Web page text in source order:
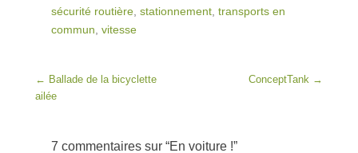
sécurité routière stationnement transports en
commun vitesse
Post navigation
← Ballade de la bicyclette
ailée
ConceptTank →
7 commentaires sur “En voiture !”